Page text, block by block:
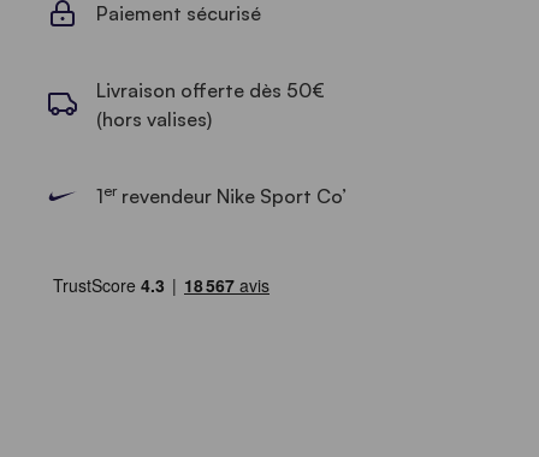
Paiement sécurisé
Livraison offerte dès 50€
(hors valises)
1errevendeur Nike Sport Co’